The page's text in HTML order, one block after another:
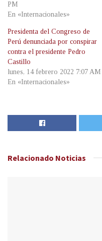
PM
En «Internacionales»
Presidenta del Congreso de
Perú denunciada por conspirar
contra el presidente Pedro
Castillo
lunes, 14 febrero 2022 7:07 AM
En «Internacionales»
Relacionado Noticias